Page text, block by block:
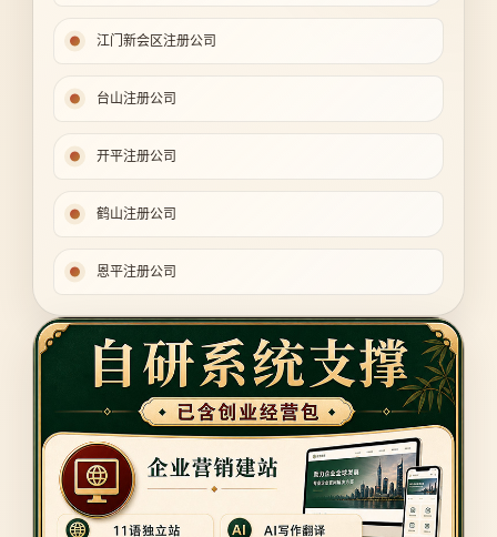
江门新会区注册公司
台山注册公司
开平注册公司
鹤山注册公司
恩平注册公司